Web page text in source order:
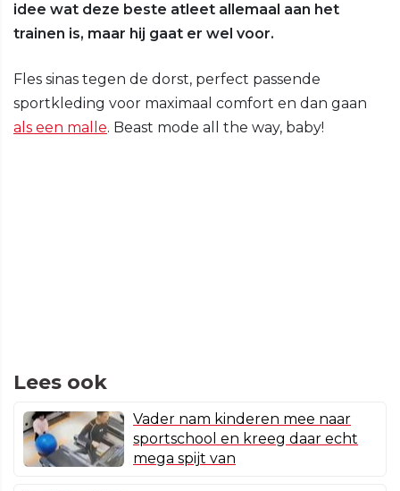
idee wat deze beste atleet allemaal aan het
trainen is, maar hij gaat er wel voor.
Fles sinas tegen de dorst, perfect passende
sportkleding voor maximaal comfort en dan gaan
als een malle. Beast mode all the way, baby!
Lees ook
Vader nam kinderen mee naar
sportschool en kreeg daar echt
mega spijt van